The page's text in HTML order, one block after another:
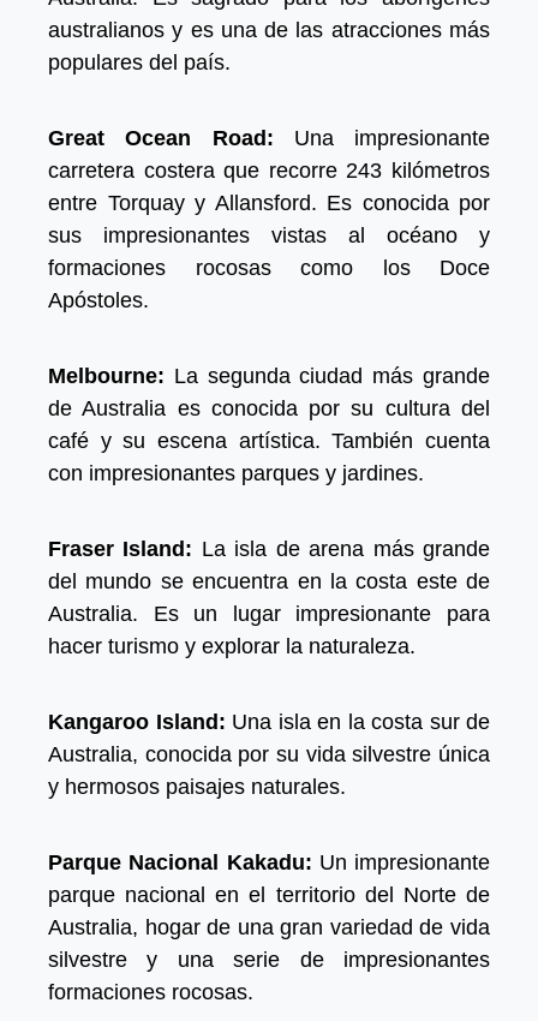
australianos y es una de las atracciones más
populares del país.
Great Ocean Road: Una impresionante
carretera costera que recorre 243 kilómetros
entre Torquay y Allansford. Es conocida por
sus impresionantes vistas al océano y
formaciones rocosas como los Doce
Apóstoles.
Melbourne: La segunda ciudad más grande
de Australia es conocida por su cultura del
café y su escena artística. También cuenta
con impresionantes parques y jardines.
Fraser Island: La isla de arena más grande
del mundo se encuentra en la costa este de
Australia. Es un lugar impresionante para
hacer turismo y explorar la naturaleza.
Kangaroo Island: Una isla en la costa sur de
Australia, conocida por su vida silvestre única
y hermosos paisajes naturales.
Parque Nacional Kakadu: Un impresionante
parque nacional en el territorio del Norte de
Australia, hogar de una gran variedad de vida
silvestre y una serie de impresionantes
formaciones rocosas.